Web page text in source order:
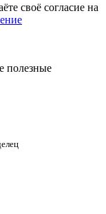
своё согласие на
полезные